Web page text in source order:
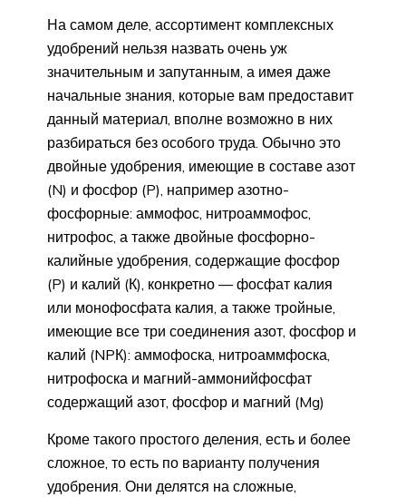
На самом деле, ассортимент комплексных
удобрений нельзя назвать очень уж
значительным и запутанным, а имея даже
начальные знания, которые вам предоставит
данный материал, вполне возможно в них
разбираться без особого труда. Обычно это
двойные удобрения, имеющие в составе азот
(N) и фосфор (P), например азотно-
фосфорные: аммофос, нитроаммофос,
нитрофос, а также двойные фосфорно-
калийные удобрения, содержащие фосфор
(P) и калий (К), конкретно — фосфат калия
или монофосфата калия, а также тройные,
имеющие все три соединения азот, фосфор и
калий (NPК): аммофоска, нитроаммфоска,
нитрофоска и магний-аммонийфосфат
содержащий азот, фосфор и магний (Mg)
Кроме такого простого деления, есть и более
сложное, то есть по варианту получения
удобрения. Они делятся на сложные,